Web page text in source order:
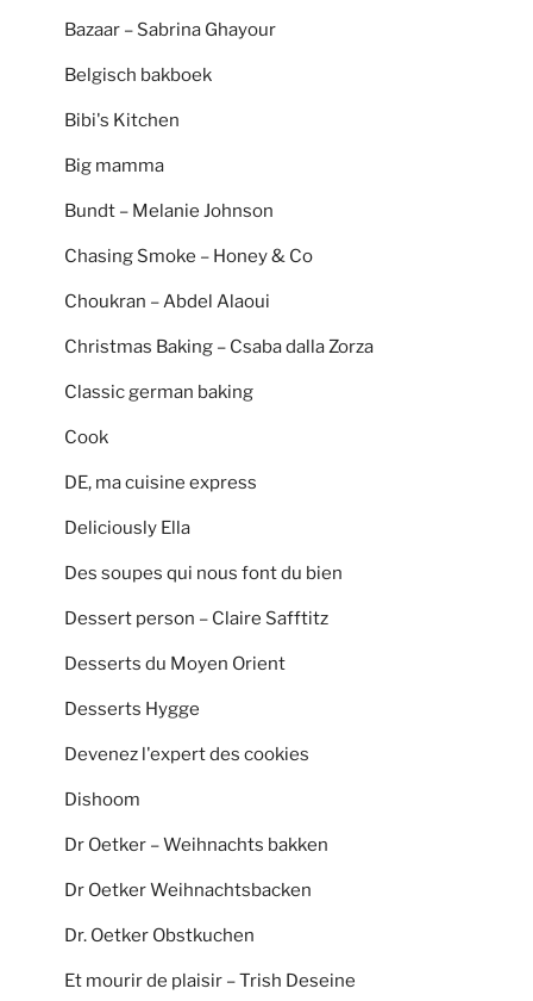
Bazaar – Sabrina Ghayour
Belgisch bakboek
Bibi's Kitchen
Big mamma
Bundt – Melanie Johnson
Chasing Smoke – Honey & Co
Choukran – Abdel Alaoui
Christmas Baking – Csaba dalla Zorza
Classic german baking
Cook
DE, ma cuisine express
Deliciously Ella
Des soupes qui nous font du bien
Dessert person – Claire Safftitz
Desserts du Moyen Orient
Desserts Hygge
Devenez l'expert des cookies
Dishoom
Dr Oetker – Weihnachts bakken
Dr Oetker Weihnachtsbacken
Dr. Oetker Obstkuchen
Et mourir de plaisir – Trish Deseine